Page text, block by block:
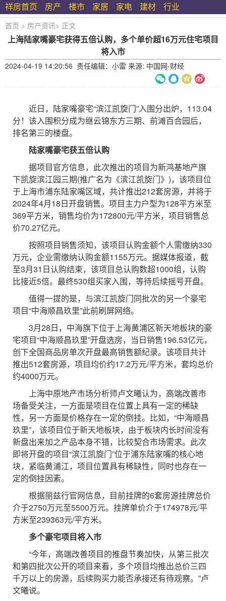
祥房首页 房产 楼市 家居 家电 建材 行业
首页 > 房产资讯> 正文
上海陆家嘴豪宅获得五倍认购，多个单价超16万元住宅项目
将入市
2024-04-19 14:20:56 责任编辑：小雷 来源: 中国网-财经
近日，陆家嘴豪宅“滨江凯旋门”入围分出炉，113.04
分！该入围积分成为继云锦东方三期、前滩百合园后，
排名第三的楼盘。
陆家嘴豪宅获五倍认购
据项目官方信息，此次推出的项目为新鸿基地产旗
下凯旋滨江园三期(推广名为《滨江凯旋门》)，该项目位
于上海市浦东陆家嘴区域，共计推出212套房源，并将于
2024年4月18日开盘销售。项目主力户型为128平方米至
369平方米，销售均价为172800元/平方米，项目销售总
价70.27亿元。
按照项目销售须知，该项目认购金额个人需缴纳330
万元，企业需缴纳认购金额1155万元。据媒体报道，截
至3月31日认购结束，该项目总认购数超1000组，认购
比接近5倍。最终530组买家入围，等待后续摇号开盘。
值得一提的是，与滨江凯旋门同批次的另一个豪宅
项目“中海顺昌玖里”此前刷屏网络。
3月28日，中海旗下位于上海黄浦区新天地板块的豪
宅项目“中海顺昌玖里”开盘选房，当日销售196.53亿元，
创下全国商品房单次开盘最高销售额纪录。该项目共计
推出512套房源，项目均价约17.2万元/平方米，套均总价
约4000万元。
上海中原地产市场分析师卢文曦认为，高端改善市
场备受关注，一方面是项目在位置上具有一定的稀缺
性，另一方面是价格存在一定的倒挂。比如，“中海顺昌
玖里”，该项目位于新天地板块，由于板块内长时间没有
新盘出来加之产品本身不错，比较契合市场需求。此次
即将开盘的项目“滨江凯旋门”位于浦东陆家嘴的核心地
块，紧临黄浦江，项目位置具有稀缺性，同时也存在一
定的倒挂因素。
根据丽兹行官网信息，目前挂牌的6套房源挂牌总价
介于2750万元至5500万元。挂牌单价介于174978元/平
方米至239363元/平方米。
多个豪宅项目将入市
“今年，高端改善项目的推盘节奏加快，从第三批次
和第四批次公开的项目来看，多个项目均推出总价三四
千万以上的房源，后续购买力能否承接还有待观察。”卢
文曦说。